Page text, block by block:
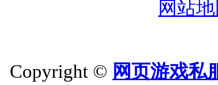
网站
Copyright © 网页游戏私